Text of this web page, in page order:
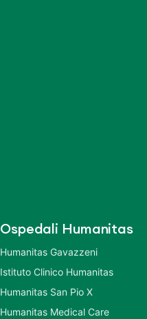
Ospedali Humanitas
Humanitas Gavazzeni
Istituto Clinico Humanitas
Humanitas San Pio X
Humanitas Medical Care